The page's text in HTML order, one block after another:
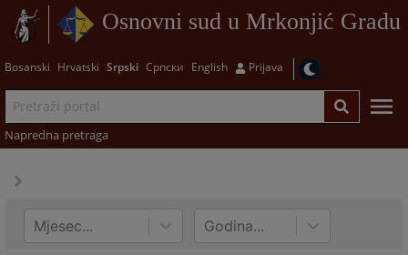
Osnovni sud u Mrkonjić Gradu
Bosanski Hrvatski Srpski Српски English Prijava
Napredna pretraga
Mjesec... Godina...